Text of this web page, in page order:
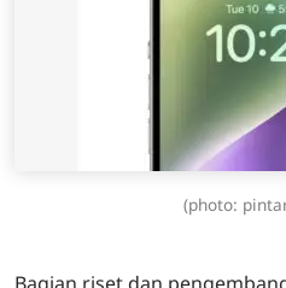
(photo: